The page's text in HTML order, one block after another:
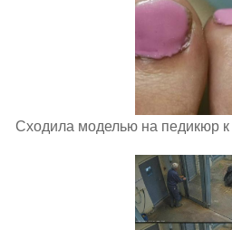
Сходила моделью на педикюр